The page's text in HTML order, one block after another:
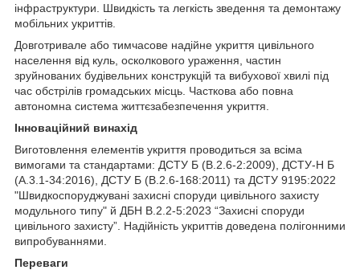
інфраструктури. Швидкість та легкість зведення та демонтажу
мобільних укриттів.
Довготривале або тимчасове надійне укриття цивільного
населення від куль, осколкового ураження, частин
зруйнованих будівельних конструкцій та вибухової хвилі під
час обстрілів громадських місць. Часткова або повна
автономна система життєзабезпечення укриття.
Інноваційний винахід
Виготовлення елементів укриття проводиться за всіма
вимогами та стандартами: ДСТУ Б (В.2.6-2:2009), ДСТУ-Н Б
(А.3.1-34:2016), ДСТУ Б (В.2.6-168:2011) та ДСТУ 9195:2022
"Швидкоспоруджувані захисні споруди цивільного захисту
модульного типу" й ДБН В.2.2-5:2023 “Захисні споруди
цивільного захисту”. Надійність укриттів доведена полігонними
випробуваннями.
Переваги